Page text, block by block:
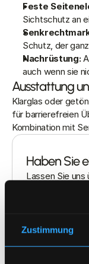
Zustimmung
Feste
Sichtschutz an
Schutz, der
Nachrüstung:
auch wenn sie
Ausstattung
Klarglas oder
für barrierefreien
Kombination mit
Haben Sie
Lassen Sie
Sie persönlich